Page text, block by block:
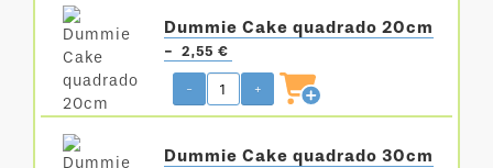
Dummie Cake quadrado 20cm
-
2,55 €
- +
Dummie Cake quadrado 30cm